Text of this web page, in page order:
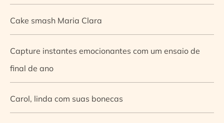
Cake smash Maria Clara
Capture instantes emocionantes com um ensaio de
final de ano
Carol, linda com suas bonecas